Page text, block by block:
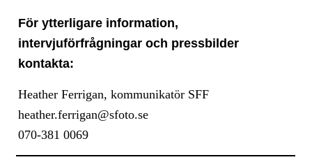
För ytterligare information,
intervjuförfrågningar och pressbilder
kontakta:
Heather Ferrigan, kommunikatör SFF
heather.ferrigan@sfoto.se
070-381 0069